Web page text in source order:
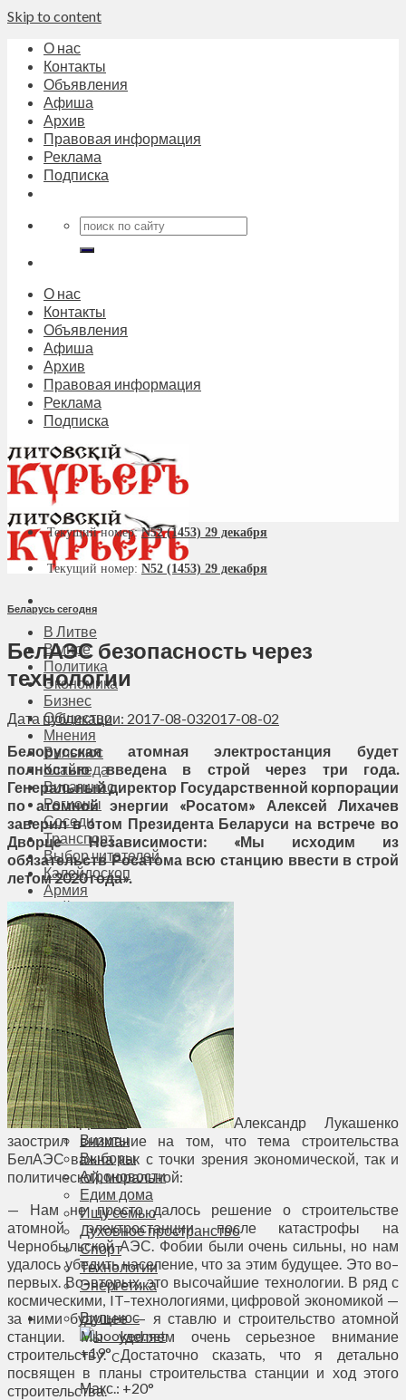
Skip to content
О нас
Контакты
Объявления
Афиша
Архив
Правовая информация
Реклама
Подписка
О нас
Контакты
Объявления
Афиша
Архив
Правовая информация
Реклама
Подписка
В Литве
В мире
Политика
Экономика
Бизнес
Общество
Мнения
Вильнюс
Клайпеда
Висагинас
Регионы
Соседи
Транспорт
Выбор читателей
Калейдоскоп
Армия
Сейм Литвы
Культура
Больше
Фоторепортаж
Туризм
ЛК рекомендует
Сеньорам
Образование
Здравоохранение
Экология
Происшествия
Приграничье
Деньги
Визиты
Выборы
Агроновости
Едим дома
Ищу семью
Духовное пространство
Спорт
Технологии
Энергетика
Вильнюс
+19°C
Макс.: +20°
Текущий номер:N52 (1453) 29 декабря
Текущий номер: N52 (1453) 29 декабря
Беларусь сегодня
БелАЭС безопасность через
технологии
Дата публикации: 2017-08-032017-08-02
Белорусская атомная электростанция будет
полностью введена в строй через три года.
Генеральный директор Государственной корпорации
по атомной энергии «Росатом» Алексей Лихачев
заверил в этом Президента Беларуси на встрече во
Дворце Независимости: «Мы исходим из
обязательств Росатома всю станцию ввести в строй
летом 2020 года».
Александр Лукашенко
заострил внимание на том, что тема строительства
БелАЭС важна как с точки зрения экономической, так и
политической, моральной:
— Нам не просто далось решение о строительстве
атомной электростанции после катастрофы на
Чернобыльской АЭС. Фобии были очень сильны, но нам
удалось убедить население, что за этим будущее. Это во–
первых. Во–вторых, это высочайшие технологии. В ряд с
космическими, IT–технологиями, цифровой экономикой —
за ними будущее — я ставлю и строительство атомной
станции. Мы уделяем очень серьезное внимание
строительству. Достаточно сказать, что я детально
посвящен в планы строительства станции и ход этого
строительства.